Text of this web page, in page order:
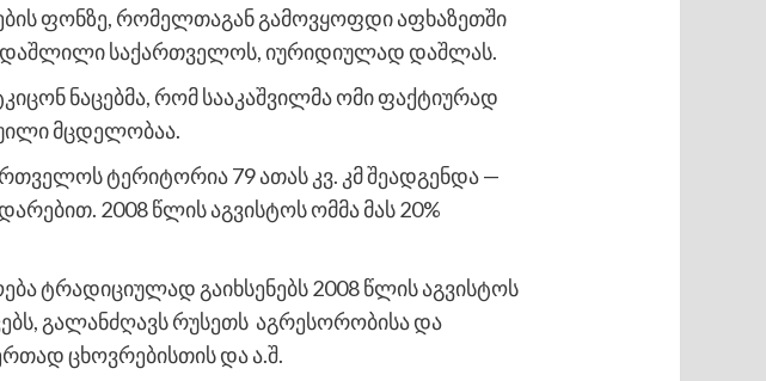
ფონზე, რომელთაგან გამოვყოფდი აფხაზეთში
დაშლილი საქართველოს, იურიდიულად დაშლას.
ნაცებმა, რომ სააკაშვილმა ომი ფაქტიურად
მცდელობაა.
ტერიტორია 79 ათას კვ. კმ შეადგენდა —
2008 წლის აგვისტოს ომმა მას 20%
ტრადიციულად გაიხსენებს 2008 წლის აგვისტოს
გალანძღავს რუსეთს აგრესორობისა და
ცხოვრებისთის და ა.შ.